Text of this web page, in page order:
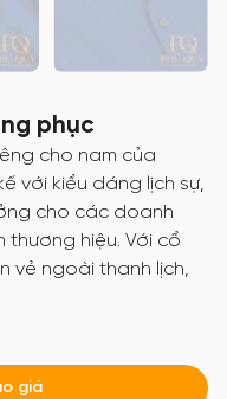
phục
cho nam của
với kiểu dáng lịch sự,
cho các doanh
thương hiệu. Với cổ
vẻ ngoài thanh lịch,
giá